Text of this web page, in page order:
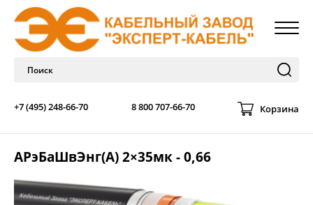
+7 (495) 248-66-70 8 800 707-66-70 Корзина
АРэБаШвЭнг(А) 2×35мк - 0,66